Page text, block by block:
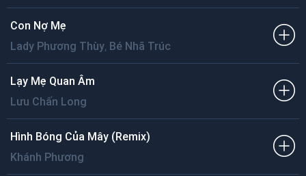
Con Nợ Mẹ
Lady Phương Thùy, Bé Nhã Trúc
Lạy Mẹ Quan Âm
Lưu Chấn Long
Hình Bóng Của Mây (Remix)
Khánh Phương